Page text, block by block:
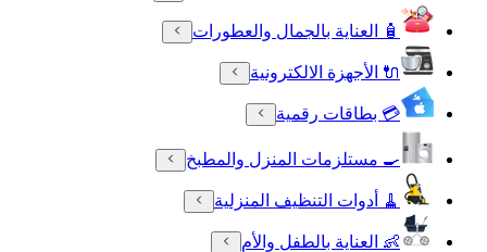
🧴 العناية بالجمال والعطورات
🔌 الأجهزة الالكترونية
💳 بطاقات رقمية
🍳 مستلزمات المنزل والمطبخ
🧹 أدوات التنظيف المنزلية
👶 العناية بالطفل والأم